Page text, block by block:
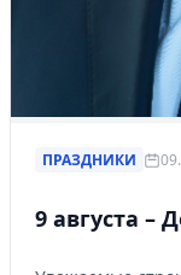
ПРАЗДНИКИ
9 августа –